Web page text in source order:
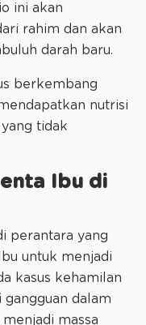
ini akan
rahim dan akan
darah baru.
berkembang
nutrisi
tidak
Ibu di
perantara yang
untuk menjadi
kasus kehamilan
dalam
massa